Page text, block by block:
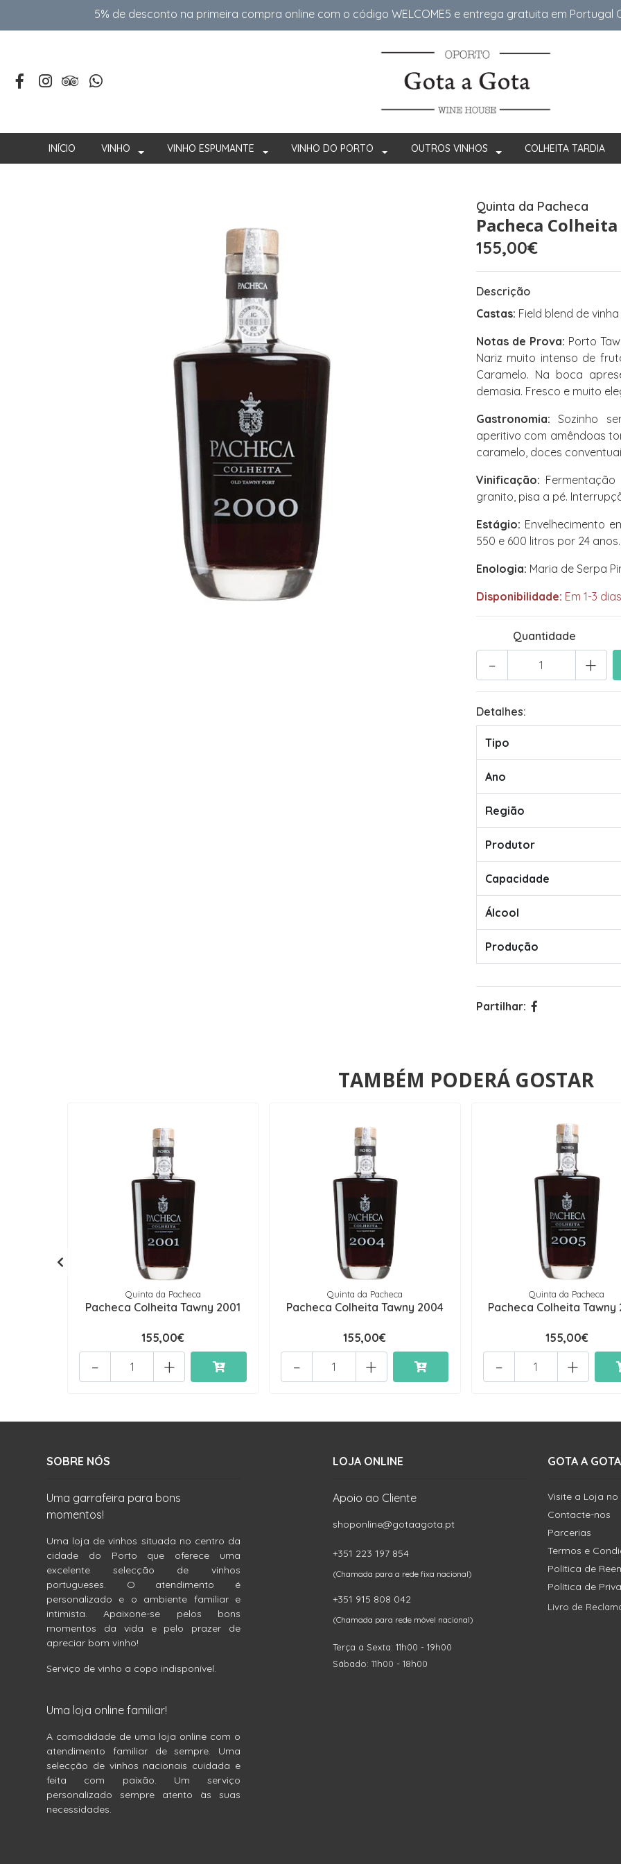
5% de desconto na primeira compra online com o código WELCOME5 e entrega gratuita em
INÍCIO VINHO VINHO ESPUMANTE VINHO DO PORTO OUTROS VINHOS COLHEITA TARDIA
Quinta da Pacheca
Pacheca
155,00€
Descrição
Castas: Field blend de
Notas de Prova: Porto
Nariz muito intenso de
Caramelo. Na boca
demasia. Fresco e muito
Gastronomia: Sozinho
aperitivo com amêndoas
caramelo, doces
Vinificação:
granito, pisa a pé.
Estágio: Envelhecimento
550 e 600 litros por 24 anos.
Enologia: Maria de Serpa
Disponibilidade: Em 1-3
Quantidade
+
-
Detalhes:
Tipo
Ano
Região
Produtor
Capacidade
Álcool
Produção
Partilhar:
TAMBÉM PODERÁ GOSTAR
Quinta da Pacheca
Pacheca Colheita Tawny 2001
155,00€
+
-
Quinta da Pacheca
Pacheca Colheita Tawny 2004
155,00€
+
-
Quinta da Pacheca
Pacheca Colheita Tawny
155,00€
+
-
SOBRE NÓS
Uma garrafeira para bons
momentos!
Uma loja de vinhos situada no centro da
cidade do Porto que oferece uma
excelente selecção de vinhos
portugueses. O atendimento é
personalizado e o ambiente familiar e
intimista. Apaixone-se pelos bons
momentos da vida e pelo prazer de
apreciar bom vinho!
Serviço de vinho a copo indisponível.
Uma loja online familiar!
A comodidade de uma loja online com o
atendimento familiar de sempre. Uma
selecção de vinhos nacionais cuidada e
feita com paixão. Um serviço
personalizado sempre atento às suas
necessidades.
LOJA ONLINE
Apoio ao Cliente
shoponline@gotaagota.pt
+351 223 197 854
(Chamada para a rede fixa nacional)
+351 915 808 042
(Chamada para rede móvel nacional)
Terça a Sexta: 11h00 - 19h00
Sábado: 11h00 - 18h00
GOTA A
Visite a Loja
Contacte-nos
Parcerias
Termos e
Política de
Política de
Livro de